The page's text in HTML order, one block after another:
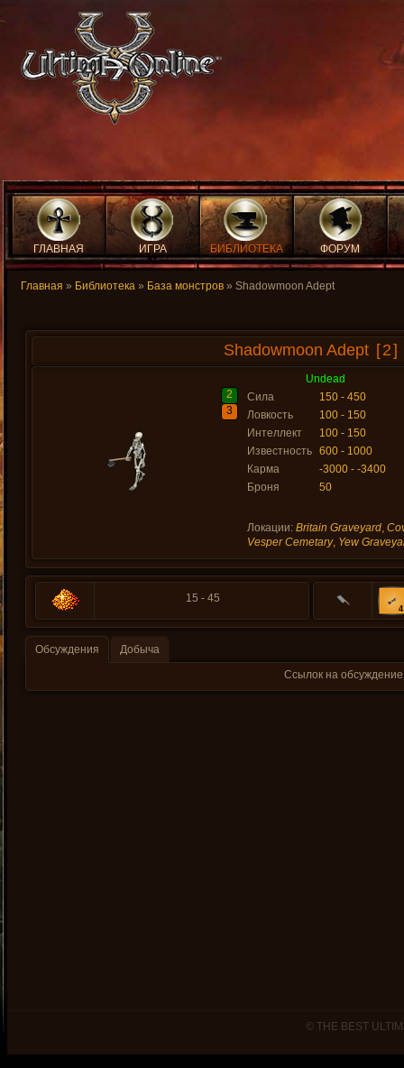
ГЛАВНАЯ ИГРА БИБЛИОТЕКА ФОРУМ
Главная » Библиотека » База монстров » Shadowmoon Adept
Shadowmoon Adept [2]
2
3
Undead
Сила
150 - 450
Ловкость
100 - 150
Интеллект
100 - 150
Известность 600 - 1000
Карма
-3000 - -3400
Броня
50
Локации: Britain Graveyard,
Vesper Cemetary, Yew
15 - 45
4
Обсуждения
Добыча
Ссылок на
© THE BEST